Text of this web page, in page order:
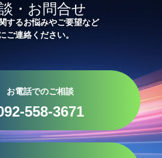
・お問合せ
するお悩みやご要望など
ご連絡ください。
お電話でのご相談
558-3671